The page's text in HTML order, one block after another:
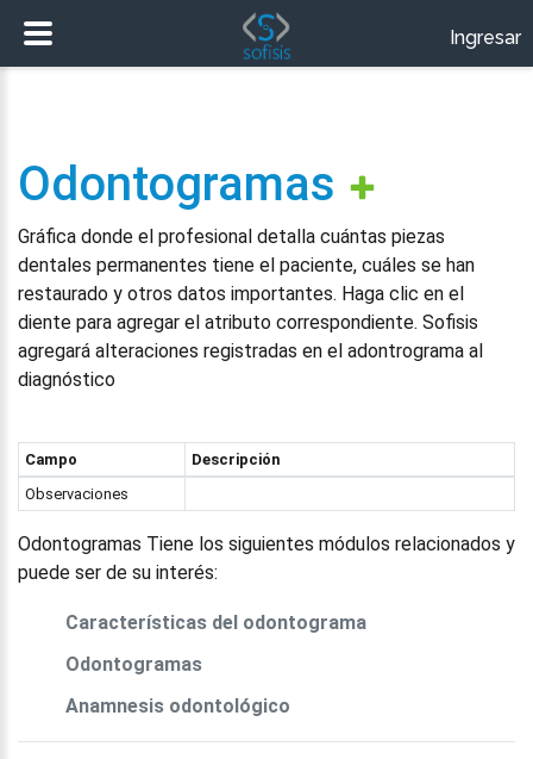
Odontogramas
Gráfica donde el profesional detalla cuántas piezas
dentales permanentes tiene el paciente, cuáles se han
restaurado y otros datos importantes. Haga clic en el
diente para agregar el atributo correspondiente. Sofisis
agregará alteraciones registradas en el adontrograma al
diagnóstico
Campo
Descripción
Observaciones
Odontogramas Tiene los siguientes módulos relacionados y
puede ser de su interés:
Características del odontograma
Odontogramas
Anamnesis odontológico
Ingresar